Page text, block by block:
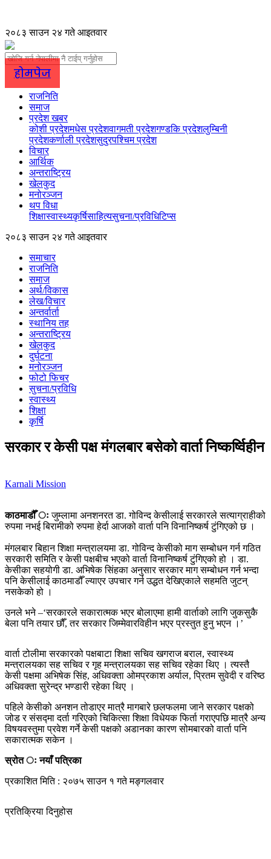
२०८३ साउन २४ गते आइतवार
होमपेज
राजनिति
समाज
प्रदेश खबर
कोशी प्रदेशमधेस प्रदेशवागमती प्रदेशगण्डकि प्रदेशलुम्बिनी
प्रदेशकर्णाली प्रदेशसुदुरपश्चिम प्रदेश
विचार
आर्थिक
अन्तराष्ट्रिय
खेलकुद
मनोरञ्जन
थप विधा
शिक्षास्वास्थ्यकृर्षिसाहित्यसुचना/प्रविधिटिप्स
२०८३ साउन २४ गते आइतवार
समाचार
राजनिति
समाज
अर्थ/विकास
लेख/विचार
अन्तर्वार्ता
स्थानिय तह
अन्तराष्ट्रिय
खेलकुद
दुर्घटना
मनोरञ्जन
फोटो फिचर
सुचना/प्रविधि
स्वास्थ्य
शिक्षा
कृर्षि
सरकार र केसी पक्ष मंगलबार बसेको वार्ता निष्कर्ष्विहीन
Karnali Mission
काठमाडौँ ःजुम्लामा अनशनरत डा. गोविन्द केसीलाई सरकारले सत्याग्राहीको
रुपमा नभई बिरामीको रुपमा हेर्दा आजको वार्ता पनि विनानिष्कर्ष टुंगिएको छ ।
मंगलबार बिहान शिक्षा मन्त्रालयमा डा. गोविन्द केसीको माग सम्बोधन गर्न गठित
सरकारी समिति र केसी पक्षबीच भएको वार्ता विनानिष्कर्ष टुंगिएको हो । डा.
केसीका सहयोगी डा. अभिषेक सिंहका अनुसार सरकार माग सम्बोधन गर्न भन्दा
पनि केसीलाई काठमाडौँ ल्याएर उपचार गर्न उद्धत देखिएकाले सहमति जुटन्
नसकेको हो ।
उनले भने –‘सरकारले सकारात्मक भएर बोलाएमा हामी वार्ताको लागि जुकसुकै
बेला पनि तयार छौँ, तर सरकार जिम्मेवारविहीन भएर प्रस्तुत हुनु भएन ।’
वार्ता टोलीमा सरकारको पक्षबाटा शिक्षा सचिव खगराज बराल, स्वास्थ्य
मन्त्रालयका सह सचिव र गृह मन्त्रालयका सह सचिव रहेका थिए । त्यस्तै
केसी पक्षमा अभिषेक सिंह, अधिवक्ता अ‍ोमप्रकाश अर्याल, प्रितम सुवेदी र वरिष्ठ
अधिवक्ता सुरेन्द्र भण्डारी रहेका थिए ।
पहिले केसीको अनशन तोडाएर मात्रै मागबारे छलफलमा जाने सरकार पक्षको
जोड र संसद्मा दर्ता गरिएको चिकित्सा शिक्षा विधेयक फिर्ता गराएपछि मात्रै अन्य
विषयवस्तुमा प्रवेश गर्ने केसी पक्षको अडानका कारण सोमबारको वार्ता पनि
सकारात्मक सकेन ।
स्रोत ः नयाँ पत्रिका
प्रकाशित मिति : २०७५ साउन १ गते मङ्गलवार
प्रतिक्रिया दिनुहोस